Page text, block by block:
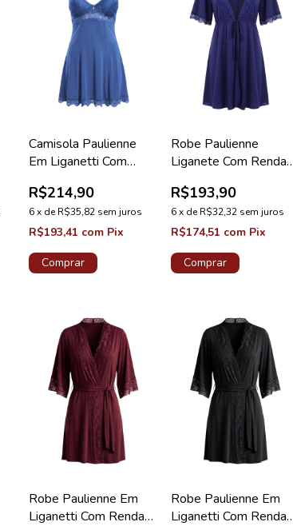
Camisola Paulienne
Em Liganetti Com
Lovely
R$214,90
6 x deR$35,82 sem juros
R$193,41 com Pix
Comprar
Robe Paulienne
Liganete Com Renda
R$193,90
6 x deR$32,32 sem juros
R$174,51 com Pix
Comprar
Robe Paulienne Em
Liganetti Com Renda
Robe Paulienne Em
Liganetti Com Renda